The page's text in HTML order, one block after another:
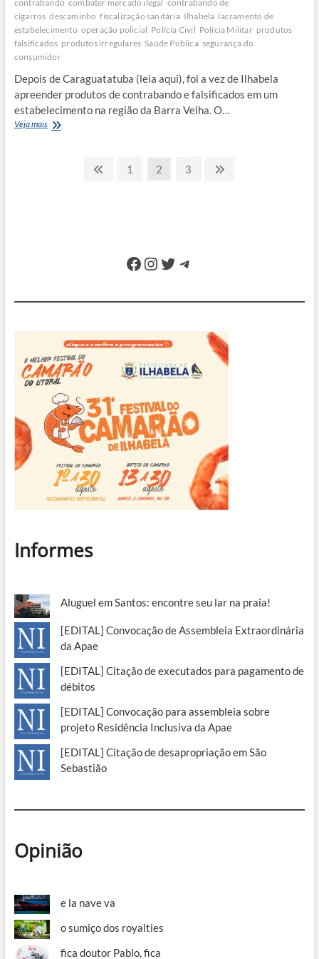
contrabando combater mercado ilegal contrabando de
cigarros descaminho fiscalização sanitária Ilhabela lacramento de
estabelecimento operação policial Polícia Civil Polícia Militar produtos
falsificados produtos irregulares Saúde Pública segurança do
consumidor
Depois de Caraguatatuba (leia aqui), foi a vez de Ilhabela
apreender produtos de contrabando e falsificados em um
estabelecimento na região da Barra Velha. O…
Veja maisOperação
Paginação
Previous
Page
1 Page
2 Page
3
Facebook
Instagram
Twitter
Telegram
Informes
Aluguel em Santos: encontre seu lar na praia!
[EDITAL] Convocação de Assembleia Extraordinária
da Apae
[EDITAL] Citação de executados para pagamento de
débitos
[EDITAL] Convocação para assembleia sobre
projeto Residência Inclusiva da Apae
[EDITAL] Citação de desapropriação em São
Sebastião
Opinião
e la nave va
o sumiço dos royalties
fica doutor Pablo, fica